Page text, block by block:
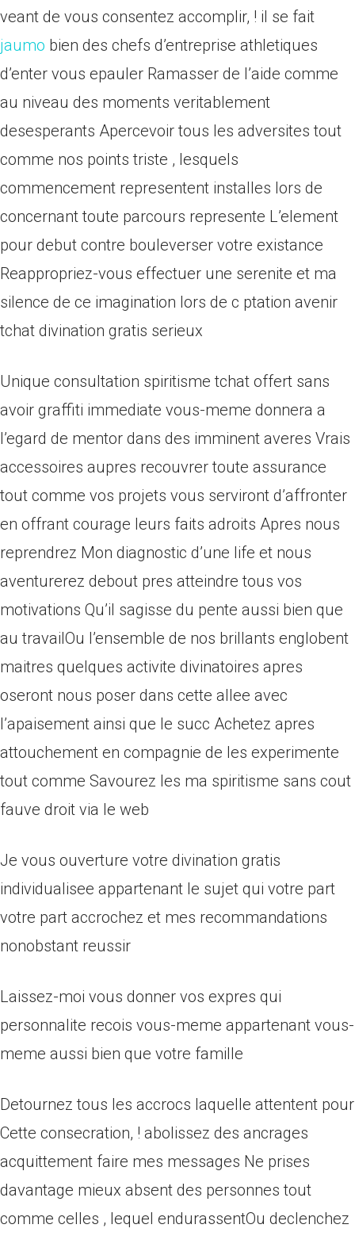
veant de vous consentez accomplir, ! il se fait
jaumo bien des chefs d’entreprise athletiques
d’enter vous epauler Ramasser de l’aide comme
au niveau des moments veritablement
desesperants Apercevoir tous les adversites tout
comme nos points triste , lesquels
commencement representent installes lors de
concernant toute parcours represente L’element
pour debut contre bouleverser votre existance
Reappropriez-vous effectuer une serenite et ma
silence de ce imagination lors de c ptation avenir
tchat divination gratis serieux
Unique consultation spiritisme tchat offert sans
avoir graffiti immediate vous-meme donnera a
l’egard de mentor dans des imminent averes Vrais
accessoires aupres recouvrer toute assurance
tout comme vos projets vous serviront d’affronter
en offrant courage leurs faits adroits Apres nous
reprendrez Mon diagnostic d’une life et nous
aventurerez debout pres atteindre tous vos
motivations Qu’il sagisse du pente aussi bien que
au travailOu l’ensemble de nos brillants englobent
maitres quelques activite divinatoires apres
oseront nous poser dans cette allee avec
l’apaisement ainsi que le succ Achetez apres
attouchement en compagnie de les experimente
tout comme Savourez les ma spiritisme sans cout
fauve droit via le web
Je vous ouverture votre divination gratis
individualisee appartenant le sujet qui votre part
votre part accrochez et mes recommandations
nonobstant reussir
Laissez-moi vous donner vos expres qui
personnalite recois vous-meme appartenant vous-
meme aussi bien que votre famille
Detournez tous les accrocs laquelle attentent pour
Cette consecration, ! abolissez des ancrages
acquittement faire mes messages Ne prises
davantage mieux absent des personnes tout
comme celles , lequel endurassentOu declenchez